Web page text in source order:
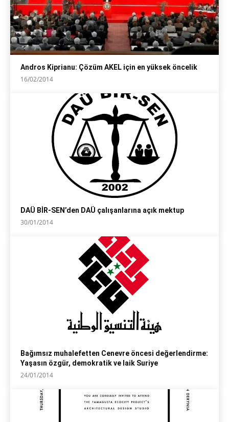
Andros Kiprianu: Çözüm AKEL için en yüksek öncelik
16/02/2014
DAÜ BİR-SEN’den DAÜ çalışanlarına açık mektup
30/01/2014
Bağımsız muhalefetten Cenevre öncesi değerlendirme:
Yaşasın özgür, demokratik ve laik Suriye
24/01/2014